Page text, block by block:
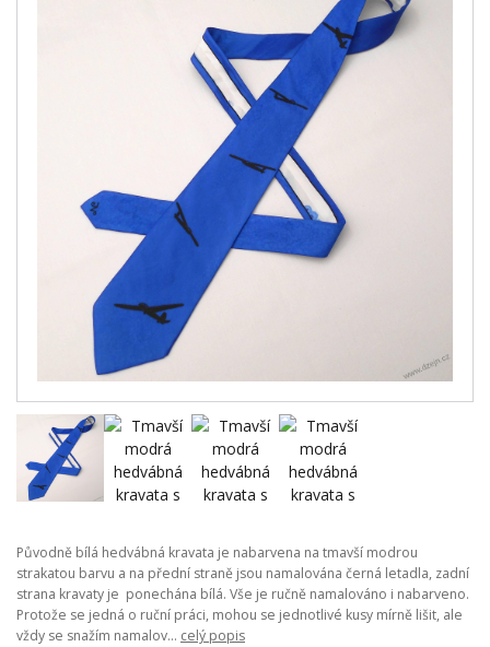
Původně bílá hedvábná kravata je nabarvena na tmavší modrou
strakatou barvu a na přední straně jsou namalována černá letadla, zadní
strana kravaty je ponechána bílá. Vše je ručně namalováno i nabarveno.
Protože se jedná o ruční práci, mohou se jednotlivé kusy mírně lišit, ale
vždy se snažím namalov... celý popis